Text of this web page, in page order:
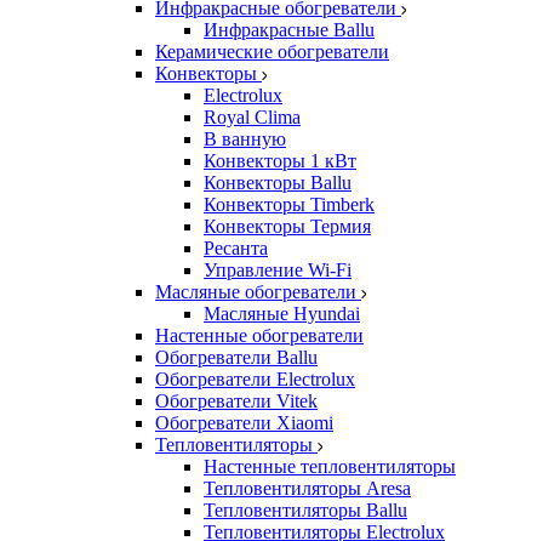
Инфракрасные обогреватели
Инфракрасные Ballu
Керамические обогреватели
Конвекторы
Electrolux
Royal Clima
В ванную
Конвекторы 1 кВт
Конвекторы Ballu
Конвекторы Timberk
Конвекторы Термия
Ресанта
Управление Wi-Fi
Масляные обогреватели
Масляные Hyundai
Настенные обогреватели
Обогреватели Ballu
Обогреватели Electrolux
Обогреватели Vitek
Обогреватели Xiaomi
Тепловентиляторы
Настенные тепловентиляторы
Тепловентиляторы Aresa
Тепловентиляторы Ballu
Тепловентиляторы Electrolux